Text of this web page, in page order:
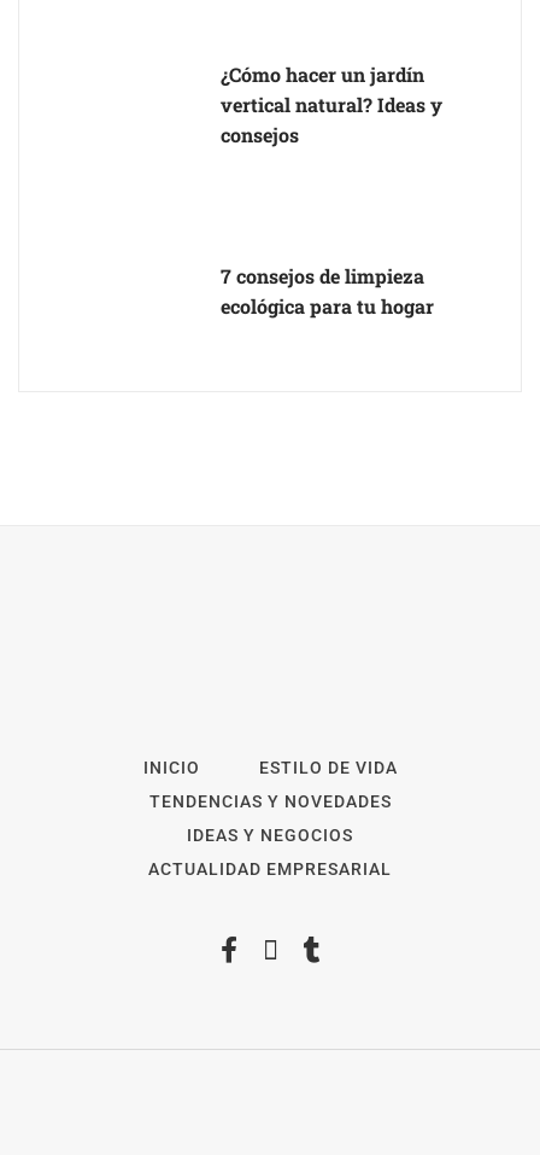
¿Cómo hacer un jardín
vertical natural? Ideas y
consejos
7 consejos de limpieza
ecológica para tu hogar
INICIO
ESTILO DE VIDA
TENDENCIAS Y NOVEDADES
IDEAS Y NEGOCIOS
ACTUALIDAD EMPRESARIAL